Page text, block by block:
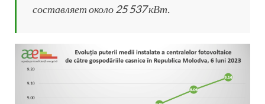
составляет около 25 537 кВт.